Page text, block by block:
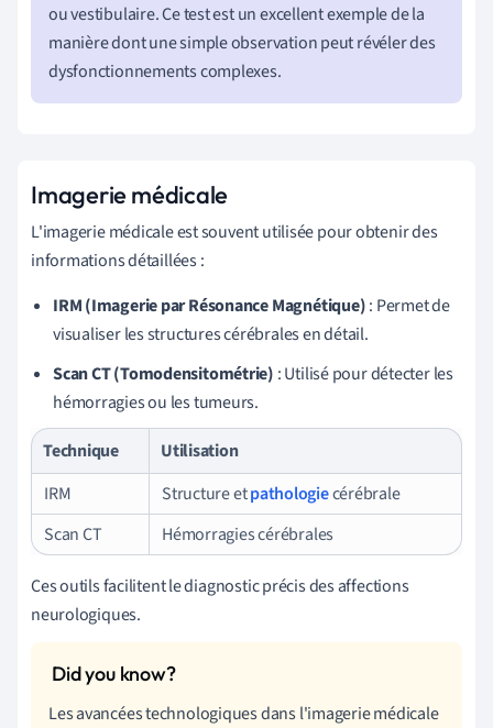
ou vestibulaire. Ce test est un excellent exemple de la
manière dont une simple observation peut révéler des
dysfonctionnements complexes.
Imagerie médicale
L'imagerie médicale est souvent utilisée pour obtenir des
informations détaillées :
IRM (Imagerie par Résonance Magnétique): Permet de
visualiser les structures cérébrales en détail.
Scan CT (Tomodensitométrie) : Utilisé pour détecter les
hémorragies ou les tumeurs.
Technique
Utilisation
IRM
Structure etpathologiecérébrale
Scan CT
Hémorragies cérébrales
Ces outils facilitent le diagnostic précis des affections
neurologiques.
Les avancées technologiques dans l'imagerie médicale